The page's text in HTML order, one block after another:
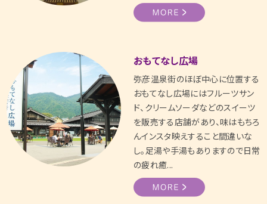
おもてなし広場
弥彦温泉街のほぼ中心に位置する
おもてなし広場にはフルーツサン
ド、クリームソーダなどのスイーツ
を販売する店舗があり、味はもちろ
んインスタ映えすること間違いな
し。足湯や手湯もありますので日常
の疲れ癒...